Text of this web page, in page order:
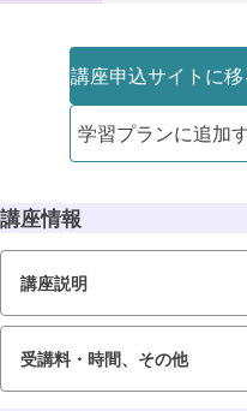
講座申込サイトに移
学習プランに追加
講座情報
講座説明
受講料・時間、その他